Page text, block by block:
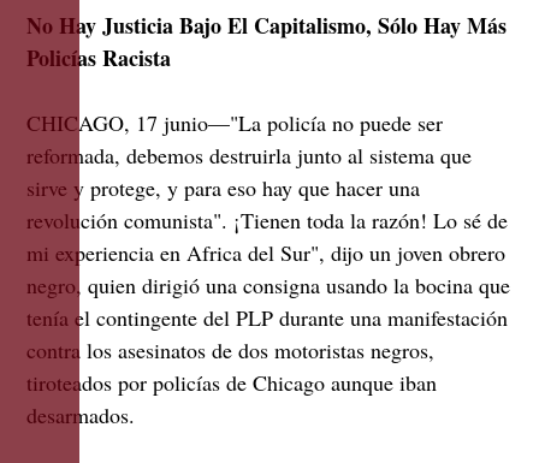
No Hay Justicia Bajo El Capitalismo, Sólo Hay Más
Policías Racista
CHICAGO, 17 junio—"La policía no puede ser
reformada, debemos destruirla junto al sistema que
sirve y protege, y para eso hay que hacer una
revolución comunista". ¡Tienen toda la razón! Lo sé de
mi experiencia en Africa del Sur", dijo un joven obrero
negro, quien dirigió una consigna usando la bocina que
tenía el contingente del PLP durante una manifestación
contra los asesinatos de dos motoristas negros,
tiroteados por policías de Chicago aunque iban
desarmados.